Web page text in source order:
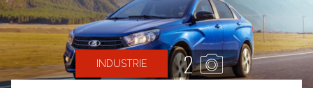
INDUSTRIE 2